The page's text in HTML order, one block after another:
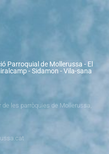
Parroquial de Mollerussa - El
- Sidamon - Vila-sana
de les parròquies de Mollerussa,